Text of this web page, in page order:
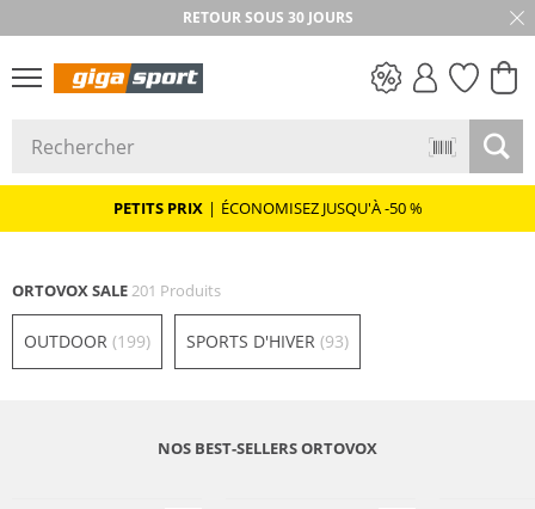
★★★★★ 4,8 / 5,0 ÉTOILES
PETITS PRIX | ÉCONOMISEZ JUSQU'À -50 %
ORTOVOX SALE201 Produits
OUTDOOR (199) SPORTS D'HIVER (93)
NOS BEST-SELLERS ORTOVOX